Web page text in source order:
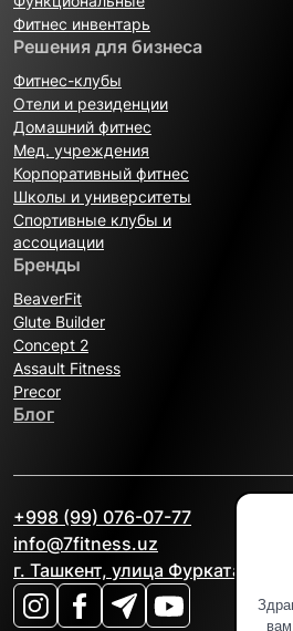
Фитнес инвентарь
Решения для бизнеса
Фитнес-клубы
Отели и резиденции
Домашний фитнес
Мед. учреждения
Корпоративный фитнес
Школы и университеты
Спортивные клубы и
ассоциации
Бренды
BeaverFit
Glute Builder
Concept 2
Assault Fitness
Precor
Блог
+998 (99) 076-07-77
info@7fitness.uz
г. Ташкент, улица Фурката, 2А